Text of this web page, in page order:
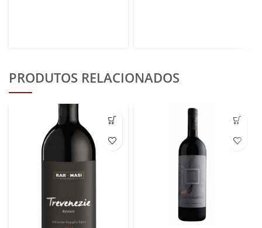
PRODUTOS RELACIONADOS